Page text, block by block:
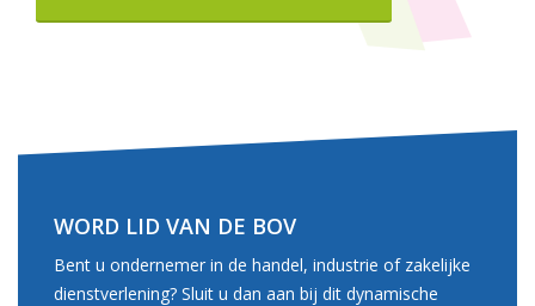
WORD LID VAN DE BOV
Bent u ondernemer in de handel, industrie of zakelijke
dienstverlening? Sluit u dan aan bij dit dynamische